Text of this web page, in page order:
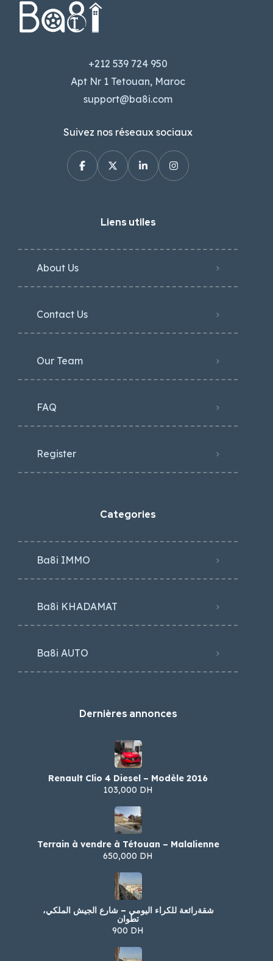
+212 539 724 950
Apt Nr 1 Tetouan, Maroc
support@ba8i.com
Suivez nos réseaux sociaux
Liens utiles
About Us
Contact Us
Our Team
FAQ
Register
Categories
Ba8i IMMO
Ba8i KHADAMAT
Ba8i AUTO
Dernières annonces
Renault Clio 4 Diesel – Modèle 2016
103,000 DH
Terrain à vendre à Tétouan – Malalienne
650,000 DH
شقةرائعة للكراء اليومي – شارع الجيش الملكي،
تطوان
900 DH